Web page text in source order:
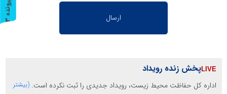
پخش زنده رویداد
اداره کل حفاظت محیط زیست، رویداد جدیدی را ثبت نکرده است. (بیشتر
پ
ر
و
ن
د
ه
3